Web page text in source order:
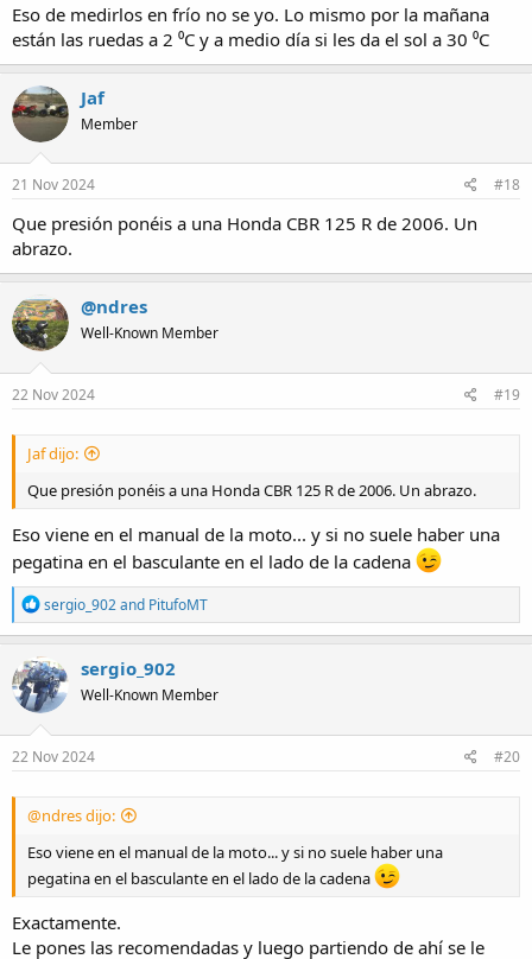
Eso de medirlos en frío no se yo. Lo mismo por la mañana
están las ruedas a 2 ⁰C y a medio día si les da el sol a 30 ⁰C
Jaf
Member
21 Nov 2024 #18
Que presión ponéis a una Honda CBR 125 R de 2006. Un
abrazo.
@ndres
Well-Known Member
22 Nov 2024 #19
Jaf dijo:
Que presión ponéis a una Honda CBR 125 R de 2006. Un abrazo.
Eso viene en el manual de la moto... y si no suele haber una
pegatina en el basculante en el lado de la cadena
R
e
a
c
t
i
o
n
s
sergio_902and PitufoMT
sergio_902
Well-Known Member
22 Nov 2024 #20
@ndres dijo:
Eso viene en el manual de la moto... y si no suele haber una
pegatina en el basculante en el lado de la cadena
Exactamente.
Le pones las recomendadas y luego partiendo de ahí se le